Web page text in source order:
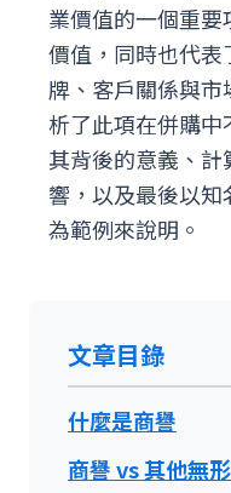
業價值的一個重
價值，同時也代
牌、客戶關係與
析了此項在併購
其背後的意義、
響，以及最後以
為範例來說明。
文章目錄
什麼是商譽
商譽 vs 其他無